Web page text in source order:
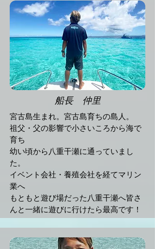
船長 仲里
宮古島生まれ。宮古島育ちの島人。
祖父・父の影響で小さいころから海で
育ち
幼い頃から八重干瀬に通っていまし
た。
イベント会社・養殖会社を経てマリン
業へ
​もともと遊び場だった八重干瀬へ皆さ
んと一緒に遊びに行けたら最高です！